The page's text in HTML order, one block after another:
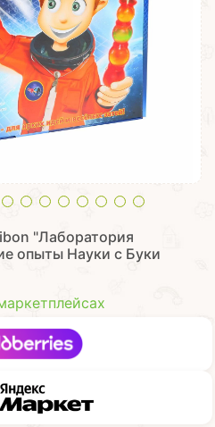
"Лаборатория
опыты Науки с Буки